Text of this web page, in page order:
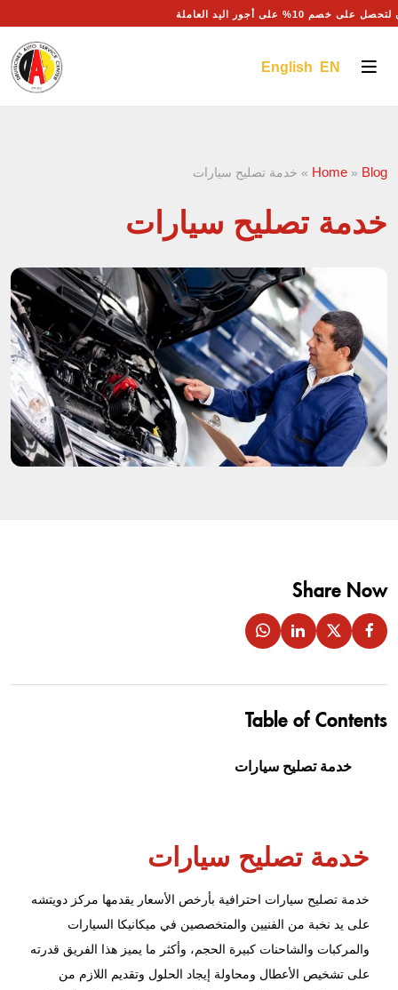
خصم 10% على أجور اليد العاملة
English EN
Home » Blog
» خدمة تصليح سيارات
خدمة تصليح سيارات
Share Now
Table of Contents
خدمة تصليح سيارات
خدمة تصليح سيارات
خدمة تصليح سيارات احترافية بأرخص الأسعار يقدمها مركز دويتشه
على يد نخبة من الفنيين والمتخصصين في ميكانيكا السيارات
والمركبات والشاحنات كبيرة الحجم، وأكثر ما يميز هذا الفريق قدرته
على تشخيص الأعطال ومحاولة إيجاد الحلول وتقديم اللازم من